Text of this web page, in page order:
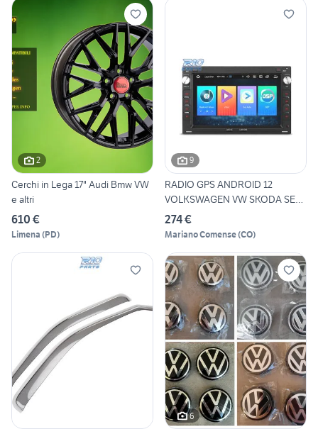
2
Cerchi in Lega 17" Audi Bmw VW
e altri
610 €
Limena (PD)
9
RADIO GPS ANDROID 12
VOLKSWAGEN VW SKODA SEAT
WIFI
274 €
Mariano Comense(CO)
6